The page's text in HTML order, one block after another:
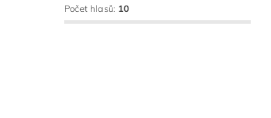
Počet hlasů: 10